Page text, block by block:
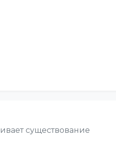
существование